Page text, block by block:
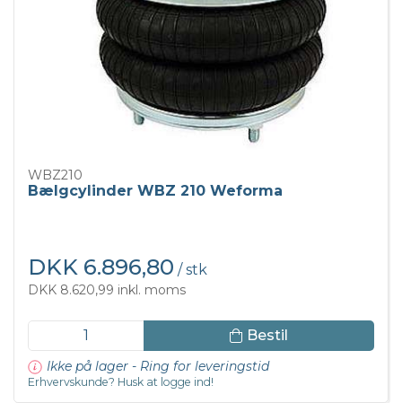
WBZ210
Bælgcylinder WBZ 210 Weforma
DKK 6.896,80 / stk
DKK 8.620,99 inkl. moms
Bestil
Ikke på lager - Ring for leveringstid
Erhvervskunde? Husk at logge ind!